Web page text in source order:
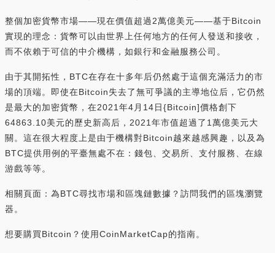
整個加密貨幣市場——現在價值超過2萬億美元——基于Bitcoin
實現的理念：貨幣可以由世界上任何地方的任何人發送和接收，
而不依賴于可信的中介機構，如銀行和金融服務公司。
由于其開拓性，BTC在存在十多年后仍然處于這個充滿活力的市
場的頂端。即使在Bitcoin失去了無可爭議的主導地位后，它仍然
是最大的加密貨幣，在2021年4月14日{Bitcoin]價格創下
64863.10美元的歷史新高后，2021年市值超過了1萬億美元大
關。這在很大程度上是由于機構對Bitcoin越來越感興趣，以及為
BTC提供用例的平臺無處不在：錢包、交易所、支付服務、在線
游戲等等。
相關頁面：為BTC尋找市場和區塊鏈數據？訪問我們的區塊瀏覽
器。
想要購買Bitcoin？使用CoinMarketCap的指南。